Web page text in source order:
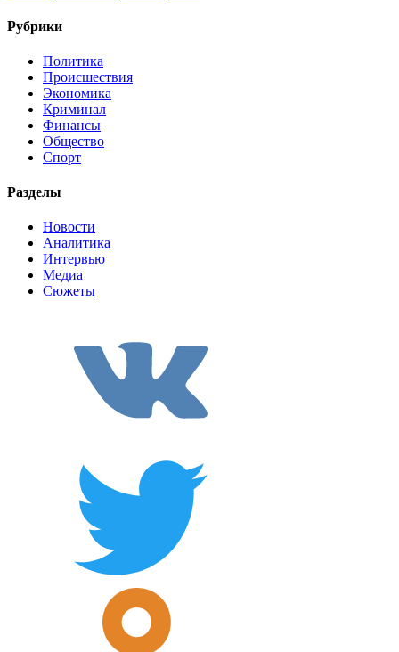
Рубрики
Политика
Происшествия
Экономика
Криминал
Финансы
Общество
Спорт
Разделы
Новости
Аналитика
Интервью
Медиа
Сюжеты